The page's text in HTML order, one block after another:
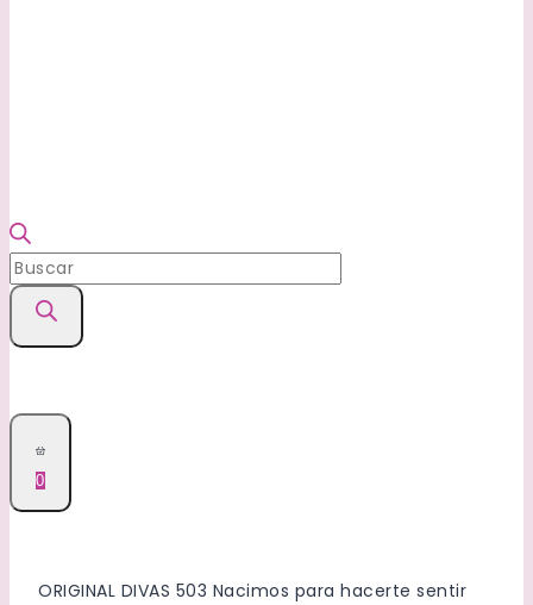
Búsqueda
de
productos
0
ORIGINAL DIVAS 503 Nacimos para hacerte sentir